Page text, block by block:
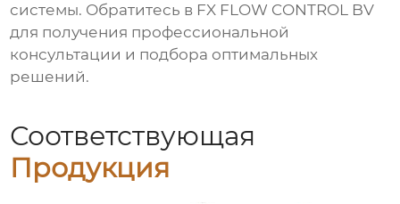
системы. Обратитесь в FX FLOW CONTROL BV
для получения профессиональной
консультации и подбора оптимальных
решений.
Соответствующая
Продукция